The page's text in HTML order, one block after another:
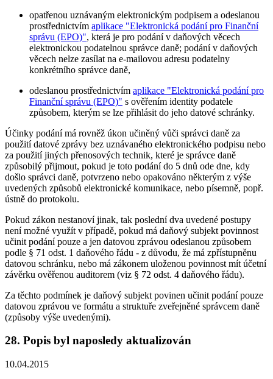
opatřenou uznávaným elektronickým podpisem a odeslanou
prostřednictvím aplikace "Elektronická podání pro Finanční
správu (EPO)", která je pro podání v daňových věcech
elektronickou podatelnou správce daně; podání v daňových
věcech nelze zasílat na e-mailovou adresu podatelny
konkrétního správce daně,
odeslanou prostřednictvím aplikace "Elektronická podání pro
Finanční správu (EPO)" s ověřením identity podatele
způsobem, kterým se lze přihlásit do jeho datové schránky.
Účinky podání má rovněž úkon učiněný vůči správci daně za
použití datové zprávy bez uznávaného elektronického podpisu nebo
za použití jiných přenosových technik, které je správce daně
způsobilý přijmout, pokud je toto podání do 5 dnů ode dne, kdy
došlo správci daně, potvrzeno nebo opakováno některým z výše
uvedených způsobů elektronické komunikace, nebo písemně, popř.
ústně do protokolu.
Pokud zákon nestanoví jinak, tak poslední dva uvedené postupy
není možné využít v případě, pokud má daňový subjekt povinnost
učinit podání pouze a jen datovou zprávou odeslanou způsobem
podle § 71 odst. 1 daňového řádu - z důvodu, že má zpřístupněnu
datovou schránku, nebo má zákonem uloženou povinnost mít účetní
závěrku ověřenou auditorem (viz § 72 odst. 4 daňového řádu).
Za těchto podmínek je daňový subjekt povinen učinit podání pouze
datovou zprávou ve formátu a struktuře zveřejněné správcem daně
(způsoby výše uvedenými).
28. Popis byl naposledy aktualizován
10.04.2015